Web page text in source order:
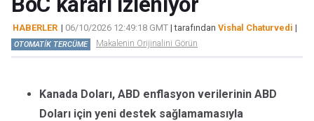
HABERLER | 06/10/2026 12:49:18 GMT | tarafından Vishal Chaturvedi |
OTOMATİK TERCÜME Makalenin Orijinalini Görün
Kanada Doları, ABD enflasyon verilerinin ABD
Doları için yeni destek sağlamamasıyla